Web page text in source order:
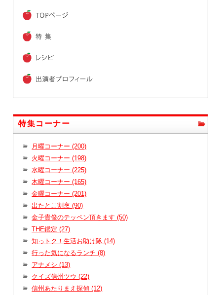
特集コーナー
月曜コーナー (200)
火曜コーナー (198)
水曜コーナー (225)
木曜コーナー (165)
金曜コーナー (201)
出たとこ割烹 (90)
金子貴俊のテッペン頂きます (50)
THE鑑定 (27)
知っトク！生活お助け隊 (14)
行った気になるランチ (8)
アナメシ (13)
クイズ信州ツウ (22)
信州あたりまえ探偵 (12)